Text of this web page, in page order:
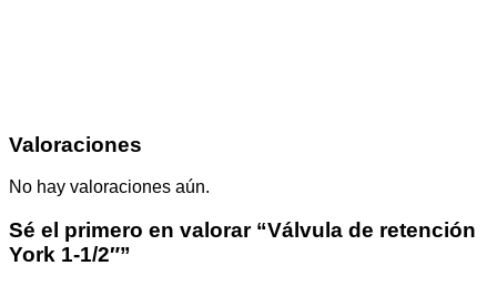
Valoraciones
No hay valoraciones aún.
Sé el primero en valorar “Válvula de retención
York 1-1/2″”